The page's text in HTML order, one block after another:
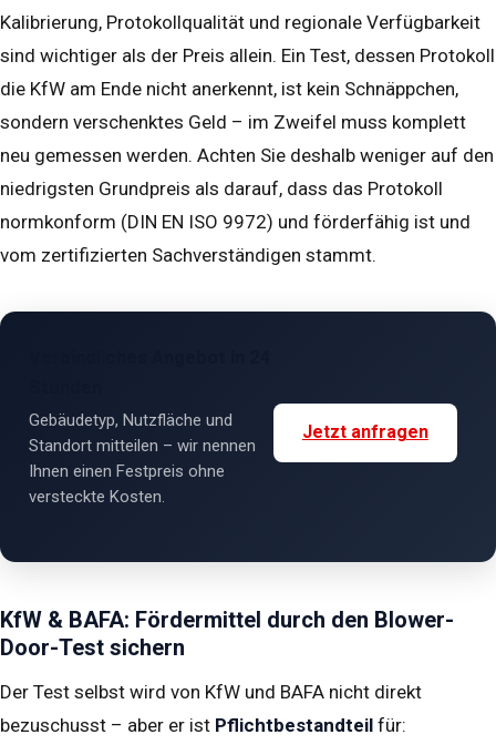
Kalibrierung, Protokollqualität und regionale Verfügbarkeit
sind wichtiger als der Preis allein. Ein Test, dessen Protokoll
die KfW am Ende nicht anerkennt, ist kein Schnäppchen,
sondern verschenktes Geld – im Zweifel muss komplett
neu gemessen werden. Achten Sie deshalb weniger auf den
niedrigsten Grundpreis als darauf, dass das Protokoll
normkonform (DIN EN ISO 9972) und förderfähig ist und
vom zertifizierten Sachverständigen stammt.
Gebäudetyp, Nutzfläche und
Standort mitteilen – wir nennen
Ihnen einen Festpreis ohne
versteckte Kosten.
Jetzt anfragen
KfW & BAFA: Fördermittel durch den Blower-
Door-Test sichern
Der Test selbst wird von KfW und BAFA nicht direkt
bezuschusst – aber er ist Pflichtbestandteil für: